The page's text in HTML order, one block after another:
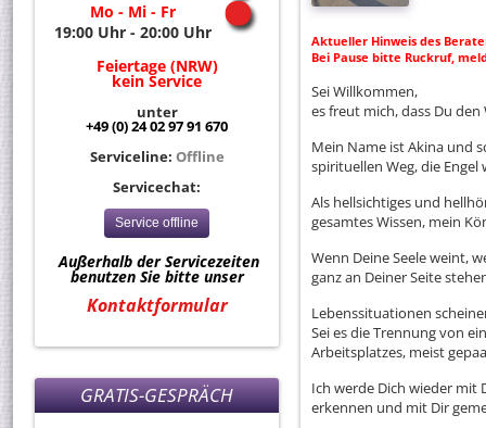
Mo - Mi - Fr
19:00 Uhr - 20:00 Uhr
Feiertage (NRW)
kein Service
unter
+49 (0) 24 02 97 91 670
Serviceline: Offline
Servicechat:
Service offline
Außerhalb der Servicezeiten
benutzen Sie bitte unser
Kontaktformular
GRATIS-GESPRÄCH
Aktueller Hinweis des
Bei Pause bitte Ruckruf,
Sei Willkommen,
es freut mich, dass Du
Mein Name ist Akina und
spirituellen Weg, die
Als hellsichtiges und
gesamtes Wissen, mein
Wenn Deine Seele weint,
ganz an Deiner Seite
Lebenssituationen
Sei es die Trennung von
Arbeitsplatzes, meist
Ich werde Dich wieder mit
erkennen und mit Dir